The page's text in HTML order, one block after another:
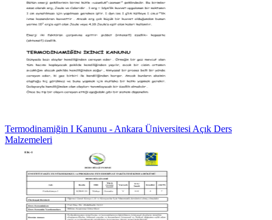
Termodinamiğin I Kanunu - Ankara Üniversitesi Açık Ders
Malzemeleri